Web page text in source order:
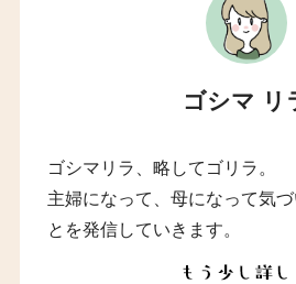
ゴシマ リ
ゴシマリラ、略してゴリラ。
主婦になって、母になって気
とを発信していきます。